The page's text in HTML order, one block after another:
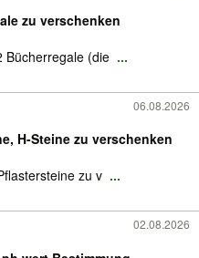
zu verschenken
Bücherregale (die ...
06.08.2026
H-Steine zu verschenken
zu v ...
02.08.2026